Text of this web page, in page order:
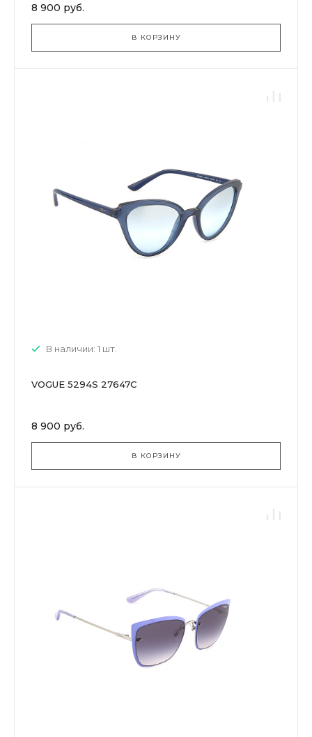
8 900 руб.
В КОРЗИНУ
В наличии: 1 шт.
VOGUE 5294S 27647C
8 900 руб.
В КОРЗИНУ